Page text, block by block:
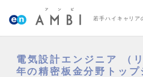
若手ハイキャリア
電気設計エンジニア （
年の精密板金分野トッ